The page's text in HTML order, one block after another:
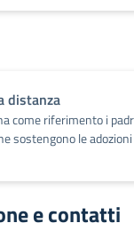
distanza
come riferimento i
sostengono le
e contatti